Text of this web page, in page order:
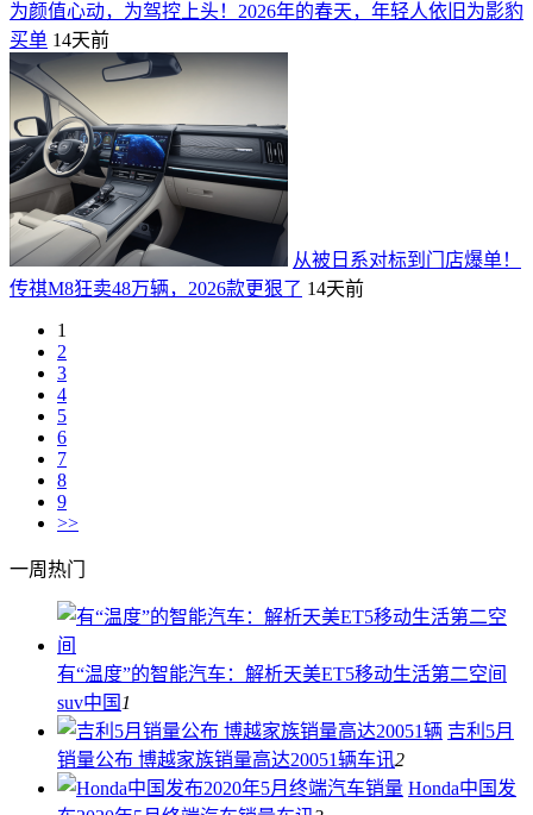
为颜值心动，为驾控上头！2026年的春天，年轻人依旧为影豹
买单 14天前
从被日系对标到门店爆单！
传祺M8狂卖48万辆，2026款更狠了 14天前
1
2
3
4
5
6
7
8
9
>>
一周热门
有“温度”的智能汽车：解析天美ET5移动生活第二空间
suv中国 1
吉利5月
销量公布 博越家族销量高达20051辆车讯2
Honda中国发